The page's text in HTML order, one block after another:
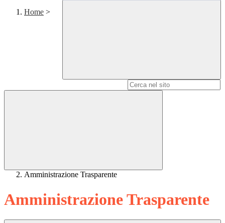
Home >
Amministrazione Trasparente
Amministrazione Trasparente